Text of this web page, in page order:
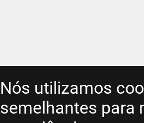
Nós utilizamos
semelhantes para